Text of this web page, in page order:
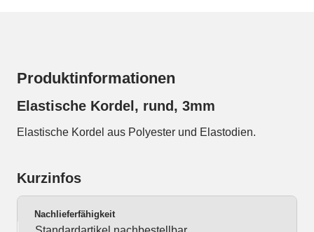
Produktinformationen
Elastische Kordel, rund, 3mm
Elastische Kordel aus Polyester und Elastodien.
Kurzinfos
Nachlieferfähigkeit